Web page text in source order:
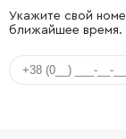
Укажите свой
ближайшее время.